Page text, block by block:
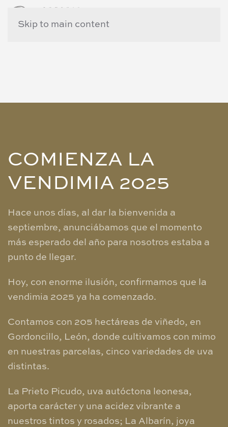
Skip to main content
COMIENZA LA
VENDIMIA 2025
Hace unos días, al dar la bienvenida a
septiembre, anunciábamos que el momento
más esperado del año para nosotros estaba a
punto de llegar.
Hoy, con enorme ilusión, confirmamos que la
vendimia 2025 ya ha comenzado.
Contamos con 205 hectáreas de viñedo, en
Gordoncillo, León, donde cultivamos con mimo
en nuestras parcelas, cinco variedades de uva
distintas.
La Prieto Picudo, uva autóctona leonesa,
aporta carácter y una acidez vibrante a
nuestros tintos y rosados; La Albarín, joya